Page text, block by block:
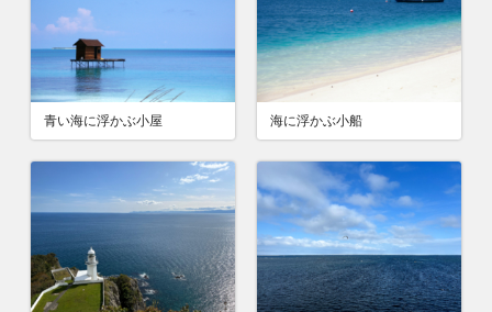
青い海に浮かぶ小屋 海に浮かぶ小船